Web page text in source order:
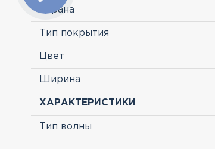
Страна
Тип покрытия
Цвет
Ширина
ХАРАКТЕРИСТИКИ
Тип волны